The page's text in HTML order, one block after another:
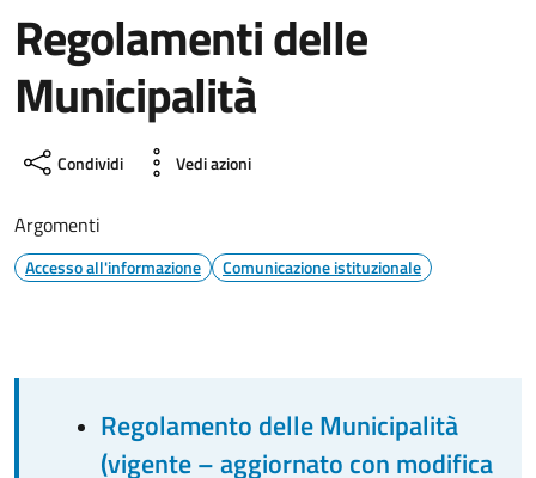
Regolamenti delle
Municipalità
Condividi Vedi azioni
Argomenti
Accesso all'informazione Comunicazione istituzionale
Regolamento delle Municipalità
(vigente – aggiornato con modifica